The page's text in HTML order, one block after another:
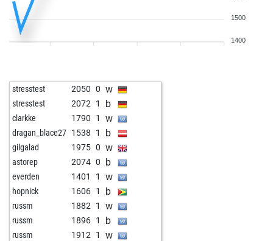
1500
1400
stresstest 2050 0 w
stresstest 2072 1 b
clarkke 1790 1 w
dragan_blace27 1538 1 b
gilgalad 1975 0 w
astorep 2074 0 b
everden 1401 1 w
hopnick 1606 1 b
russm 1882 1 w
russm 1896 1 b
russm 1912 1 w